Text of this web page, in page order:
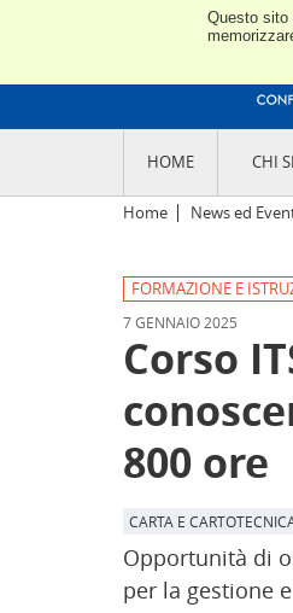
Questo sito
HOME CHI
CODICE ETICO E
TRASPARENZA
RAPPRESENTANZA
L'INDUSTRIA E IL
PISTOIA E PRATO
ABOUT US
Home News ed
FORMAZIONE E
7 GENNAIO 2025
Corso
800 ore
CARTA E
Opportunità di
per la gestione